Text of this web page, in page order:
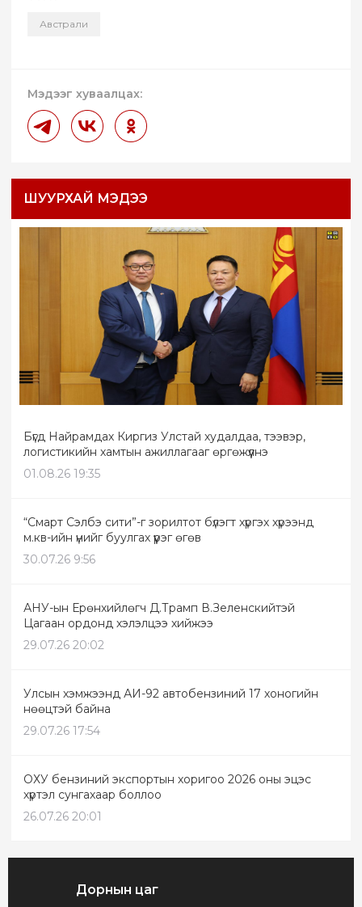
Австрали
Мэдээг хуваалцах:
ШУУРХАЙ МЭДЭЭ
Бүгд Найрамдах Киргиз Улстай худалдаа, тээвэр,
логистикийн хамтын ажиллагааг өргөжүүлнэ
01.08.26 19:35
“Смарт Сэлбэ сити”-г зорилтот бүлэгт хүргэх хүрээнд
м.кв-ийн үнийг буулгах үүрэг өгөв
30.07.26 9:56
АНУ-ын Ерөнхийлөгч Д.Трамп В.Зеленскийтэй
Цагаан ордонд хэлэлцээ хийжээ
29.07.26 20:02
Улсын хэмжээнд АИ-92 автобензиний 17 хоногийн
нөөцтэй байна
29.07.26 17:54
ОХУ бензиний экспортын хоригоо 2026 оны эцэс
хүртэл сунгахаар боллоо
26.07.26 20:01
Дорнын цаг